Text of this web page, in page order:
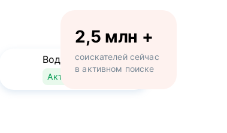
Водитель
Активно ищет работу
2,5 млн +
соискателей сейчас
в активном поиске